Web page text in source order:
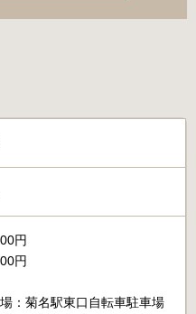
円
円
：菊名駅東口自転車駐車場